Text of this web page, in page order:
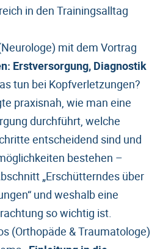
in den Trainingsalltag
mit dem Vortrag
Erstversorgung, Diagnostik
tun bei Kopfverletzungen?
praxisnah, wie man eine
durchführt, welche
entscheidend sind und
bestehen –
„Erschütterndes über
und weshalb eine
so wichtig ist.
(Orthopäde & Traumatologe)